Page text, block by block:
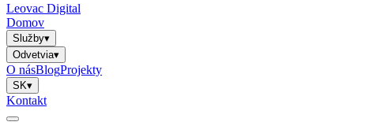
Leovac Digital
Domov
Služby▾
Odvetvia▾
O násBlogProjekty
SK▾
Kontakt